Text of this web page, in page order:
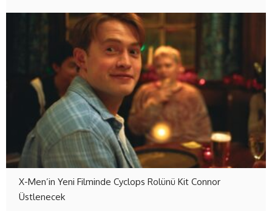
X-Men’in Yeni Filminde Cyclops Rolünü Kit Connor
Üstlenecek